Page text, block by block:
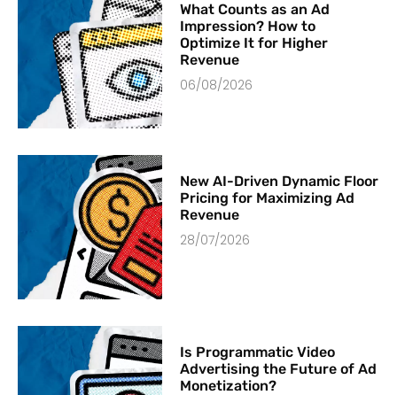
What Counts as an Ad
Impression? How to
Optimize It for Higher
Revenue
06/08/2026
New AI-Driven Dynamic Floor
Pricing for Maximizing Ad
Revenue
28/07/2026
Is Programmatic Video
Advertising the Future of Ad
Monetization?